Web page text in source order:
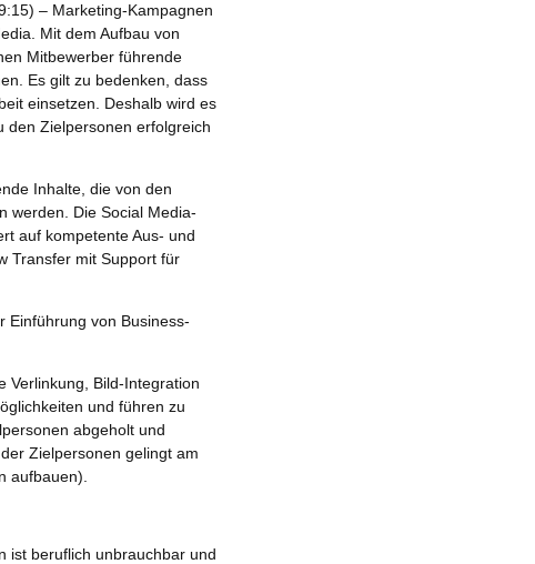
– Marketing-Kampagnen
Mit dem Aufbau von
Mitbewerber führende
Es gilt zu bedenken, dass
einsetzen. Deshalb wird es
den Zielpersonen erfolgreich
Inhalte, die von den
werden. Die Social Media-
auf kompetente Aus- und
Transfer mit Support für
Einführung von Business-
Verlinkung, Bild-Integration
und führen zu
abgeholt und
Zielpersonen gelingt am
aufbauen).
ist beruflich unbrauchbar und